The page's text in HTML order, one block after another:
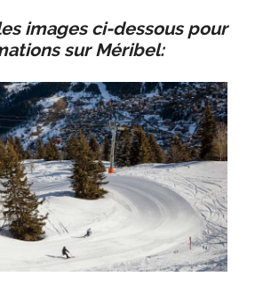
images ci-dessous pour
sur Méribel: